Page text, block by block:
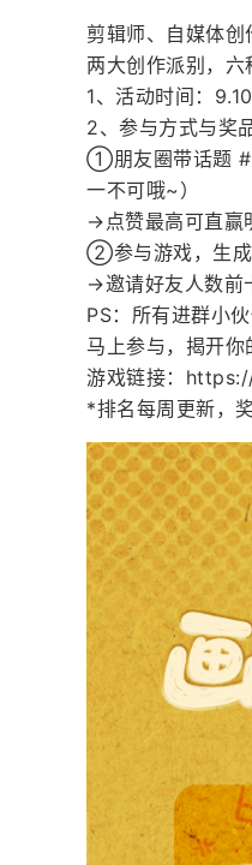
剪辑师、自媒体创
两大创作派别，六
1、活动时间：
2、参与方式与奖品
①朋友圈带话题 #
一不可哦~）
→点赞最高可直赢
②参与游戏，生成
→邀请好友人数前
PS：所有进群小
马上参与，揭开你
游戏链接：
*排名每周更新，